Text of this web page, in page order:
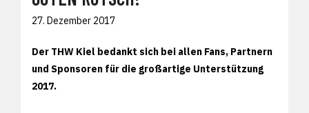
27. Dezember 2017
Der THW Kiel bedankt sich bei allen Fans, Partnern
und Sponsoren für die großartige Unterstützung
2017.